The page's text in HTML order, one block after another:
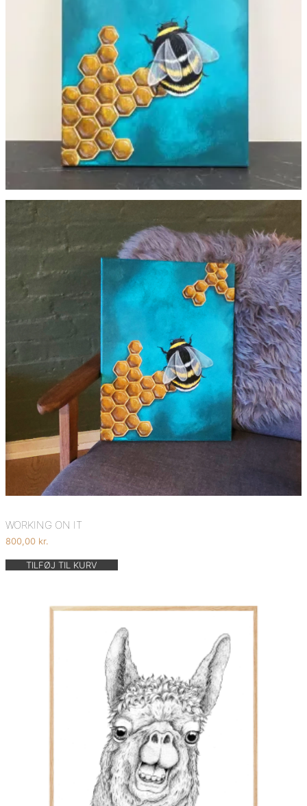
WORKING ON IT
800,00 kr.
TILFØJ TIL KURV